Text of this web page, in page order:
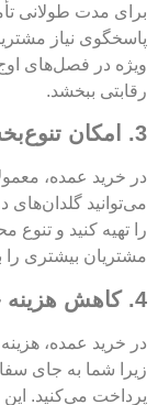
برای مدت طولانی
پاسخگوی نیاز
ویژه در فصل‌های
رقابتی ببخشد.
3. امکان تنوع‌بخشی به محصولات
در خرید عمده،
می‌توانید گلدان‌های
را تهیه کنید و تنوع
مشتریان بیشتری
4. کاهش هزینه حمل و نقل
در خرید عمده،
زیرا شما به جای
پرداخت می‌کنید. این